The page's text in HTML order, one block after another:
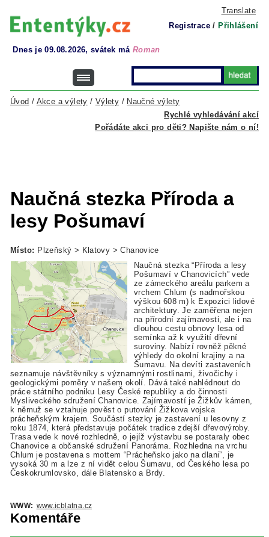
Translate
Registrace / Přihlášení
Dnes je 09.08.2026, svátek má Roman
Rychlé vyhledávání akcí
Úvod / Akce a výlety / Výlety / Naučné výlety
Pořádáte akci pro děti? Napište nám o ní!
Naučná stezka Příroda a
lesy Pošumaví
Místo: Plzeňský > Klatovy > Chanovice
Naučná stezka “Příroda a lesy
Pošumaví v Chanovicích” vede
ze zámeckého areálu parkem a
vrchem Chlum (s nadmořskou
výškou 608 m) k Expozici lidové
architektury. Je zaměřena nejen
na přírodní zajímavosti, ale i na
dlouhou cestu obnovy lesa od
semínka až k využití dřevní
suroviny. Nabízí rovněž pěkné
výhledy do okolní krajiny a na
Šumavu. Na devíti zastaveních
seznamuje návštěvníky s významnými rostlinami, živočichy i
geologickými poměry v našem okolí. Dává také nahlédnout do
práce státního podniku Lesy České republiky a do činnosti
Mysliveckého sdružení Chanovice. Zajímavostí je Žižkův kámen,
k němuž se vztahuje pověst o putování Žižkova vojska
prácheňským krajem. Součástí stezky je zastavení u lesovny z
roku 1874, která představuje počátek tradice zdejší dřevovýroby.
Trasa vede k nové rozhledně, o jejíž výstavbu se postaraly obec
Chanovice a občanské sdružení Panoráma. Rozhledna na vrchu
Chlum je postavena s mottem “Prácheňsko jako na dlani”, je
vysoká 30 m a lze z ní vidět celou Šumavu, od Českého lesa po
Českokrumlovsko, dále Blatensko a Brdy.
WWW: www.icblatna.cz
Komentáře